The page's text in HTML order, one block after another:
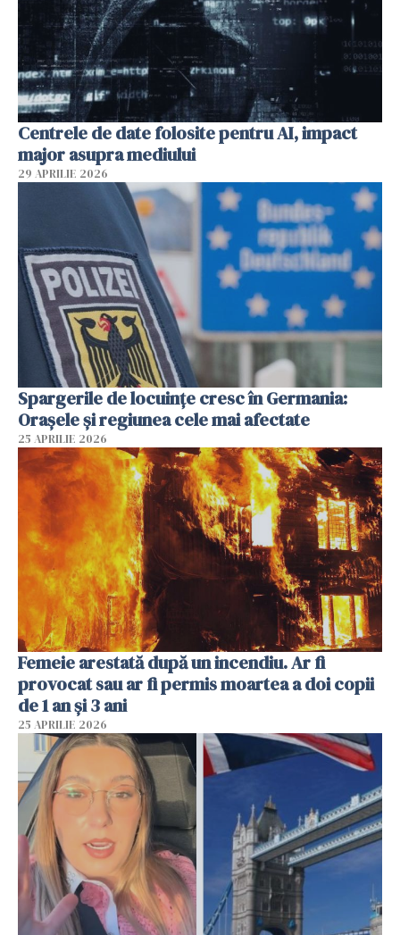
Centrele de date folosite pentru AI, impact
major asupra mediului
29 APRILIE 2026
Spargerile de locuințe cresc în Germania:
Orașele și regiunea cele mai afectate
25 APRILIE 2026
Femeie arestată după un incendiu. Ar fi
provocat sau ar fi permis moartea a doi copii
de 1 an și 3 ani
25 APRILIE 2026